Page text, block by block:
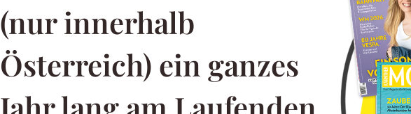
(nur innerhalb
Österreich) ein ganzes